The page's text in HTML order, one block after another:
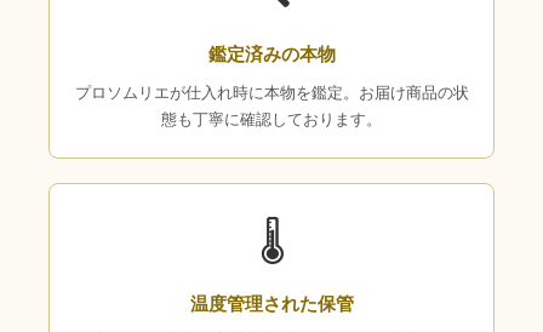
鑑定済みの本物
プロソムリエが仕入れ時に本物を鑑定。お届け商品の状
態も丁寧に確認しております。
🌡
温度管理された保管